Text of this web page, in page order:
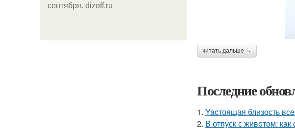
сентября. dizoff.ru
читать дальше →
Последние
1. Yacтоящая близость
2. В отпуск с животом: